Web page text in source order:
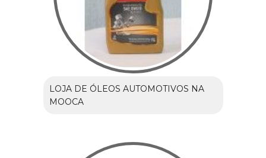
LOJA DE ÓLEOS AUTOMOTIVOS NA
MOOCA